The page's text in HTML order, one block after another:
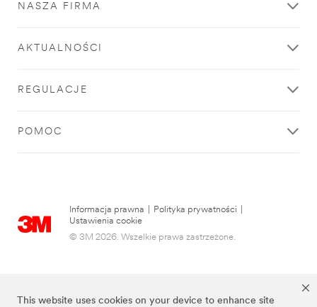
This website uses cookies on your device to enhance site
NASZA FIRMA
AKTUALNOŚCI
REGULACJE
POMOC
Informacja prawna Polityka prywatności
Ustawienia cookie
© 3M 2026. Wszelkie prawa zastrzeżone.